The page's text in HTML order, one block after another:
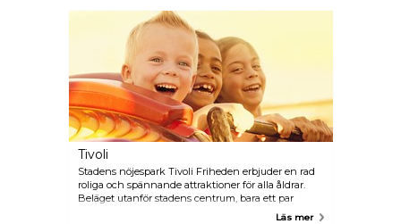
Tivoli
Stadens nöjespark Tivoli Friheden erbjuder en rad
roliga och spännande attraktioner för alla åldrar.
Beläget utanför stadens centrum, bara ett par
kilometer söderut, Tivoli Friheden har ett läge mitt i
Läs mer